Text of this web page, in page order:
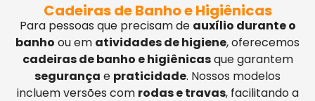
Cadeiras de Banho e Higiênicas
Para pessoas que precisam de auxílio durante o
banho ou em atividades de higiene, oferecemos
cadeiras de banho e higiênicasque garantem
segurança e praticidade. Nossos modelos
incluem versões com rodas e travas, facilitando a